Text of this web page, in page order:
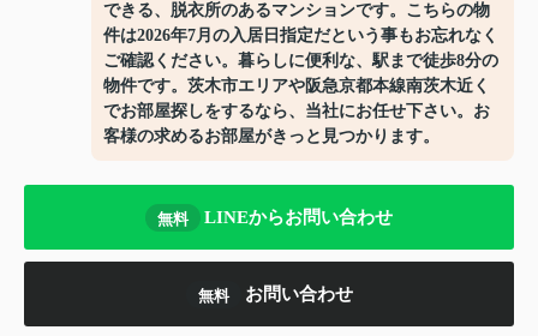
できる、脱衣所のあるマンションです。こちらの物
件は2026年7月の入居日指定だという事もお忘れなく
ご確認ください。暮らしに便利な、駅まで徒歩8分の
物件です。茨木市エリアや阪急京都本線南茨木近く
でお部屋探しをするなら、当社にお任せ下さい。お
客様の求めるお部屋がきっと見つかります。
無料 LINEからお問い合わせ
無料 お問い合わせ